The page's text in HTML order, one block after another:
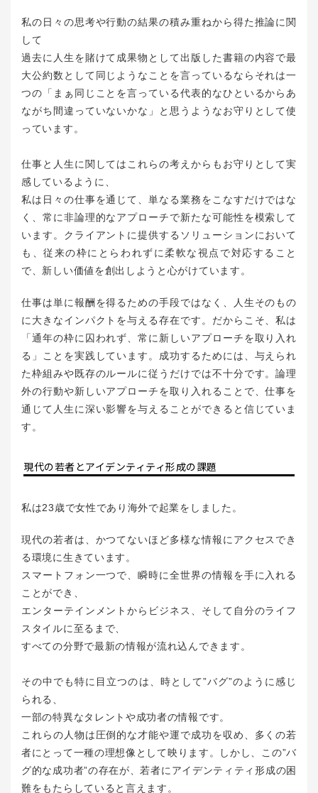
私の日々の思考や行動の結果の積み重ねから得た推論に関
して
過去に人生を賭けて成果物として出版した書籍の内容で最
大公約数として同じようなことを言っているならそれは一
つの「まぁ同じことを言っている代表的なひといるからあ
ながち間違っていないかな」と思うようなお守りとして使
っています。
仕事と人生に関してはこれらの考えからもお守りとして実
感しているように、
私は日々の仕事を通じて、単なる業務をこなすだけではな
く、常に非論理的なアプローチで新たな可能性を模索して
います。クライアントに提供するソリューションにおいて
も、従来の枠にとらわれずに柔軟な視点で対応すること
で、新しい価値を創出しようと心がけています。
仕事は単に報酬を得るための手段ではなく、人生そのもの
に大きなインパクトを与える存在です。だからこそ、私は
「通年の枠に囚われず、常に新しいアプローチを取り入れ
る」ことを実践しています。成功するためには、与えられ
た枠組みや既存のルールに従うだけでは不十分です。論理
外の行動や新しいアプローチを取り入れることで、仕事を
通じて人生に深い影響を与えることができると信じていま
す。
現代の若者とアイデンティティ形成の課題
私は23歳で女性であり海外で起業をしました。
現代の若者は、かつてないほど多様な情報にアクセスでき
る環境に生きています。
スマートフォン一つで、瞬時に全世界の情報を手に入れる
ことができ、
エンターテインメントからビジネス、そして自分のライフ
スタイルに至るまで、
すべての分野で最新の情報が流れ込んできます。
その中でも特に目立つのは、時として”バグ”のように感じ
られる、
一部の特異なタレントや成功者の情報です。
これらの人物は圧倒的な才能や運で成功を収め、多くの若
者にとって一種の理想像として映ります。しかし、この”バ
グ的な成功者”の存在が、若者にアイデンティティ形成の困
難をもたらしていると言えます。